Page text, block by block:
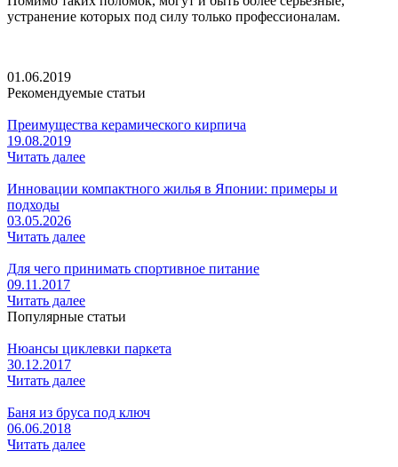
устранение которых под силу только профессионалам.
01.06.2019
Рекомендуемые статьи
Преимущества керамического кирпича
19.08.2019
Читать далее
Инновации компактного жилья в Японии: примеры и
подходы
03.05.2026
Читать далее
Для чего принимать спортивное питание
09.11.2017
Читать далее
Популярные статьи
Нюансы циклевки паркета
30.12.2017
Читать далее
Баня из бруса под ключ
06.06.2018
Читать далее